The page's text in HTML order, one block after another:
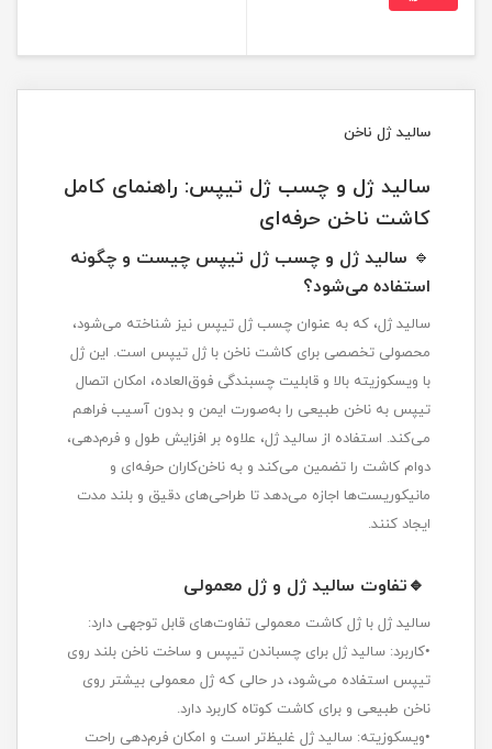
سالید ژل ناخن
سالید ژل و چسب ژل تیپس: راهنمای کامل
کاشت ناخن حرفه‌ای
🔹 سالید ژل و چسب ژل تیپس چیست و چگونه
استفاده می‌شود؟
سالید ژل، که به عنوان چسب ژل تیپس نیز شناخته می‌شود،
محصولی تخصصی برای کاشت ناخن با ژل تیپس است. این ژل
با ویسکوزیته بالا و قابلیت چسبندگی فوق‌العاده، امکان اتصال
تیپس به ناخن طبیعی را به‌صورت ایمن و بدون آسیب فراهم
می‌کند. استفاده از سالید ژل، علاوه بر افزایش طول و فرم‌دهی،
دوام کاشت را تضمین می‌کند و به ناخن‌کاران حرفه‌ای و
مانیکوریست‌ها اجازه می‌دهد تا طراحی‌های دقیق و بلند مدت
ایجاد کنند.
🔹تفاوت سالید ژل و ژل معمولی
سالید ژل با ژل کاشت معمولی تفاوت‌های قابل توجهی دارد:
•کاربرد: سالید ژل برای چسباندن تیپس و ساخت ناخن بلند روی
تیپس استفاده می‌شود، در حالی که ژل معمولی بیشتر روی
ناخن طبیعی و برای کاشت کوتاه کاربرد دارد.
•ویسکوزیته: سالید ژل غلیظ‌تر است و امکان فرم‌دهی راحت